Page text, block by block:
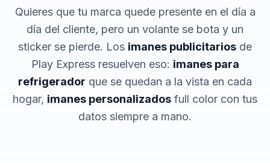
Quieres que tu marca quede presente en el día a
día del cliente, pero un volante se bota y un
sticker se pierde. Los imanes publicitarios de
Play Express resuelven eso: imanes para
refrigerador que se quedan a la vista en cada
hogar, imanes personalizados full color con tus
datos siempre a mano.